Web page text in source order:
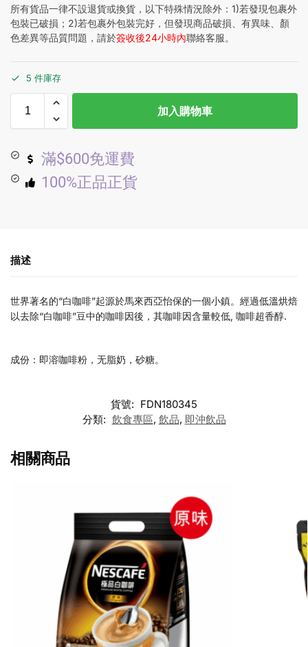
所有貨品一律不設退貨或換貨，以下特殊情況除外：1)若發現包裹外
包裝已破損；2)若包裹外包裝完好，但發現商品破損、有異味、顏
色差異等品質問題，請於簽收後24小時內聯絡客服。
5 件庫存
加入購物車
滿$600免運費
100%正品正貨
描述
世界著名的“白咖啡”起源於馬來西亞怡保的一個小鎮。經過低溫烘焙
以去除“白咖啡”豆中的咖啡因後，其咖啡因含量較低, 咖啡超香醇.
成份：即溶咖啡粉，无脂奶，砂糖。
貨號: FDN180345
分類: 飲食專區, 飲品, 即沖飲品
相關商品